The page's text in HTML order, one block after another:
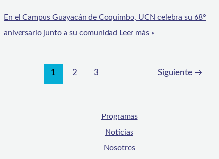
En el Campus Guayacán de Coquimbo, UCN celebra su 68°
aniversario junto a su comunidad Leer más »
1 2 3 Siguiente →
Programas
Noticias
Nosotros